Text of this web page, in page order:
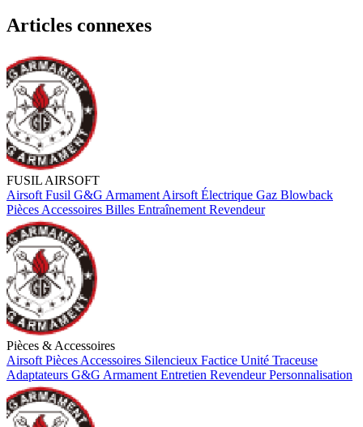
Articles connexes
FUSIL AIRSOFT
AirsoftFusil G&G ArmamentAirsoft Électrique Gaz Blowback
PiècesAccessoires Billes EntraînementRevendeur
Pièces & Accessoires
AirsoftPiècesAccessoires Silencieux Factice Unité Traceuse
Adaptateurs G&G ArmamentEntretien RevendeurPersonnalisation